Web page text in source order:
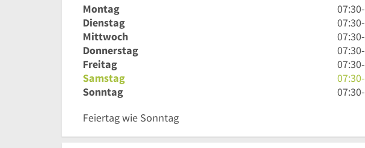
Montag
7
Uhr
30
bis
22
Uhr
07:30-
Dienstag
7
Uhr
30
bis
22
Uhr
07:30-
Mittwoch
7
Uhr
30
bis
22
07:30-
Donnerstag
7
Uhr
30
bis
07:30-
Freitag
7
Uhr
30
07:30-
Samstag
7
Uhr
07:30-
Sonntag
7
07:30-
Feiertag wie Sonntag